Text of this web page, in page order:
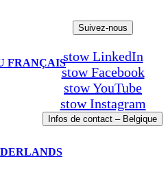
FRANÇAIS
Suivez-nous
stow LinkedIn
stow Facebook
stow YouTube
stow Instagram
Infos de contact – Belgique